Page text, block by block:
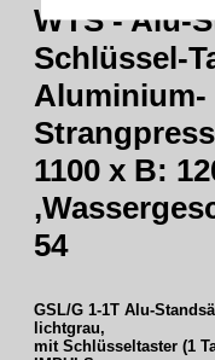
WTS - Alu-
Schlüssel-
Aluminium-
1100 x B:
54
GSL/G 1-1T Alu-
lichtgrau,
mit Schlüsseltaster (1